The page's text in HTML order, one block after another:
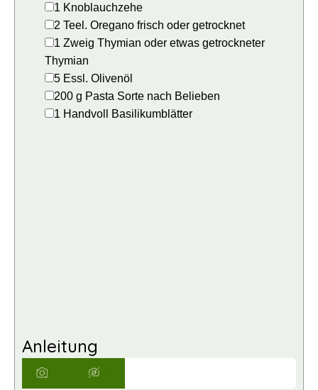
▢1 Knoblauchzehe
▢
2 Teel. Oregano frisch oder getrocknet
▢1 Zweig Thymian oder etwas getrockneter
Thymian
▢
5 Essl. Olivenöl
▢
200 g Pasta Sorte nach Belieben
▢1 Handvoll Basilikumblätter
Anleitung